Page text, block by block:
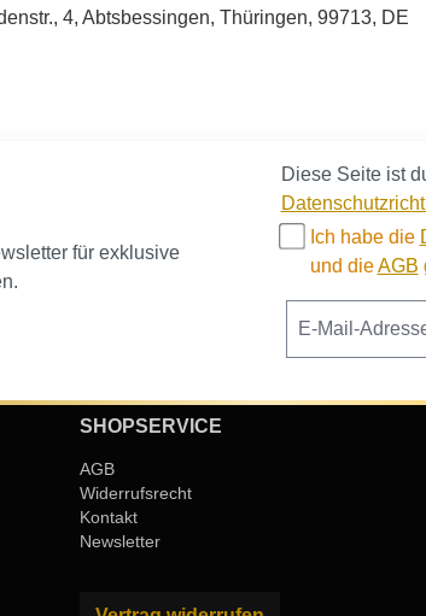
4, Abtsbessingen, Thüringen, 99713, DE
für exklusive
Diese Seite ist
Ich habe die
und dieAGB
SHOPSERVICE
AGB
Widerrufsrecht
Kontakt
Newsletter